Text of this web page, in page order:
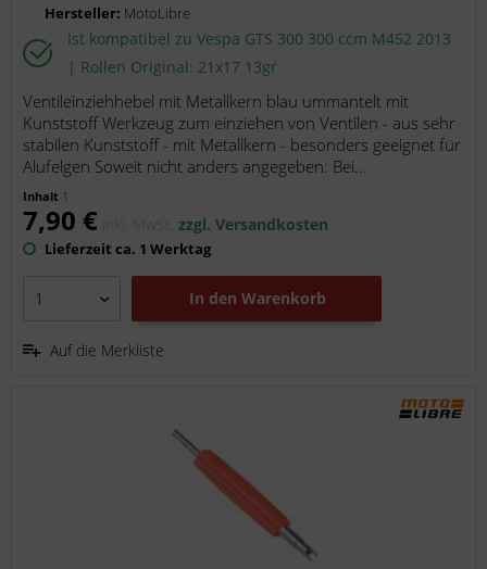
Hersteller: MotoLibre
Ist kompatibel zu Vespa GTS 300 300 ccm M452 2013
| Rollen Original: 21x17 13gr
Ventileinziehhebel mit Metallkern blau ummantelt mit
Kunststoff Werkzeug zum einziehen von Ventilen - aus sehr
stabilen Kunststoff - mit Metallkern - besonders geeignet für
Alufelgen Soweit nicht anders angegeben: Bei...
Inhalt 1
7,90 € inkl. MwSt.zzgl. Versandkosten
Lieferzeit ca. 1 Werktag
In den Warenkorb
Auf die Merkliste